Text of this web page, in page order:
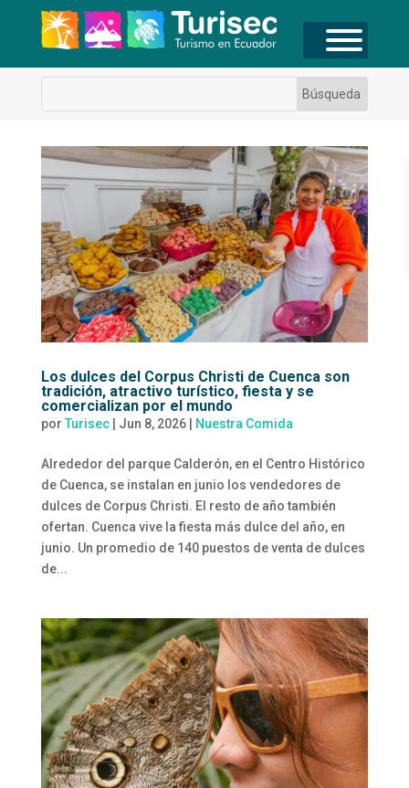
Los dulces del Corpus Christi de Cuenca son
tradición, atractivo turístico, fiesta y se
comercializan por el mundo
por Turisec| Jun 8, 2026| Nuestra Comida
Alrededor del parque Calderón, en el Centro Histórico
de Cuenca, se instalan en junio los vendedores de
dulces de Corpus Christi. El resto de año también
ofertan. Cuenca vive la fiesta más dulce del año, en
junio. Un promedio de 140 puestos de venta de dulces
de...